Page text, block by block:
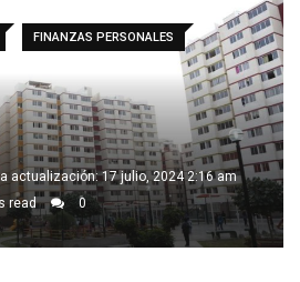
FINANZAS PERSONALES
actualización: 17 julio, 2024 2:16 am
read 0